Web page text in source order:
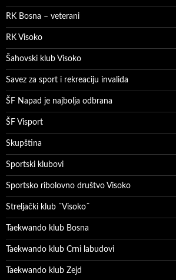
RK Bosna – veterani
RK Visoko
Šahovski klub Visoko
Savez za sport i rekreaciju invalida
ŠF Napad je najbolja odbrana
ŠF Visport
Skupština
Sportski klubovi
Sportsko ribolovno društvo Visoko
Streljački klub ˝Visoko˝
Taekwando klub Bosna
Taekwando klub Crni labudovi
Taekwando klub Zejd